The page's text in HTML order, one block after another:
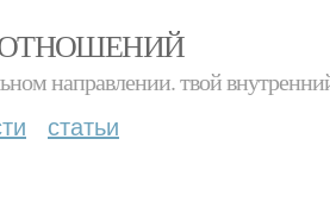
направлении. твой
статьи